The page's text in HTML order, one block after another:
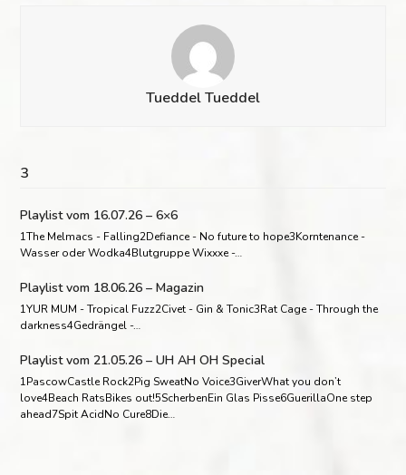
Tueddel Tueddel
3
Playlist vom 16.07.26 – 6×6
1The Melmacs - Falling2Defiance - No future to hope3Korntenance -
Wasser oder Wodka4Blutgruppe Wixxxe -…
Playlist vom 18.06.26 – Magazin
1YUR MUM - Tropical Fuzz2Civet - Gin & Tonic3Rat Cage - Through the
darkness4Gedrängel -…
Playlist vom 21.05.26 – UH AH OH Special
1PascowCastle Rock2Pig SweatNo Voice3GiverWhat you don’t
love4Beach RatsBikes out!5ScherbenEin Glas Pisse6GuerillaOne step
ahead7Spit AcidNo Cure8Die…